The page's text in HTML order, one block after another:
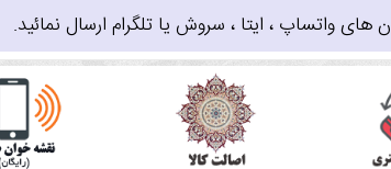
های واتساپ ، ایتا ، سروش یا تلگرام ارسال نمائید.